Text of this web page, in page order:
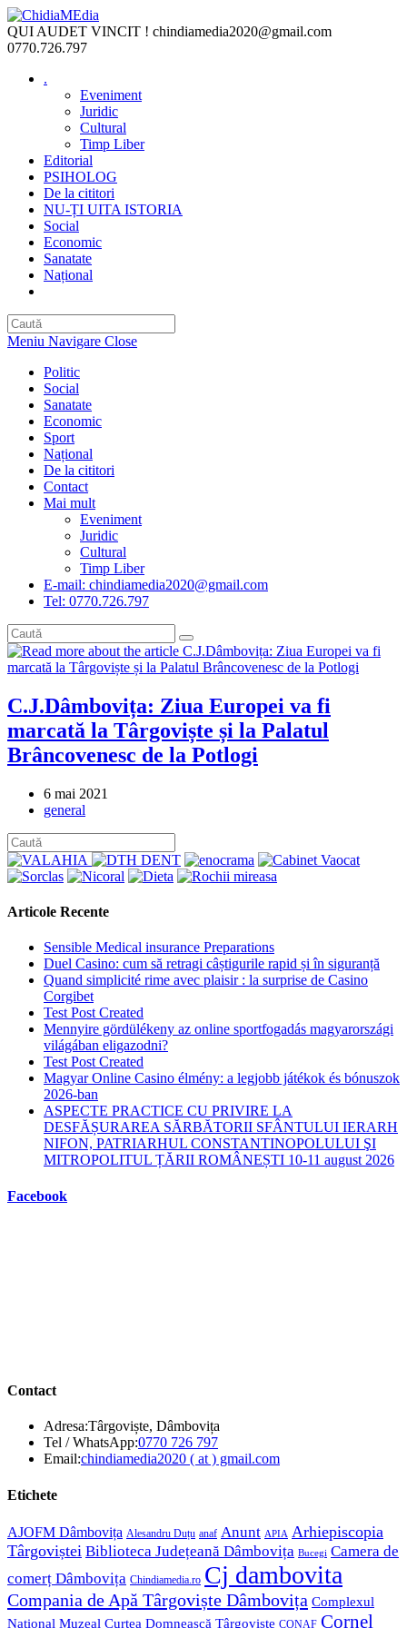
Skip
to
content
QUI AUDET VINCIT ! chindiamedia2020@gmail.com
0770.726.797
.
Eveniment
Juridic
Cultural
Timp Liber
Editorial
PSIHOLOG
De la cititori
NU-ȚI UITA ISTORIA
Social
Economic
Sanatate
Național
Meniu Navigare Close
Politic
Social
Sanatate
Economic
Sport
Național
De la cititori
Contact
Mai mult
Eveniment
Juridic
Cultural
Timp Liber
E-mail: chindiamedia2020@gmail.com
Tel: 0770.726.797
C.J.Dâmbovița: Ziua Europei va fi
marcată la Târgoviște și la Palatul
Brâncovenesc de la Potlogi
Post
published:
6 mai 2021
Post
general
Articole Recente
Sensible Medical insurance Preparations
Duel Casino: cum să retragi câștigurile rapid și în siguranță
Quand simplicité rime avec plaisir : la surprise de Casino
Corgibet
Test Post Created
Mennyire gördülékeny az online sportfogadás magyarországi
világában eligazodni?
Test Post Created
Magyar Online Casino élmény: a legjobb játékok és bónuszok
2026-ban
ASPECTE PRACTICE CU PRIVIRE LA
DESFĂȘURAREA SĂRBĂTORII SFÂNTULUI IERARH
NIFON, PATRIARHUL CONSTANTINOPOLULUI ŞI
MITROPOLITUL ȚĂRII ROMÂNEȘTI 10-11 august 2026
Facebook
Contact
Adresa:Târgoviște, Dâmbovița
Tel / WhatsApp:0770 726 797Opens
in
Email:chindiamedia2020 ( at ) gmail.comOpens
Etichete
AJOFM Dâmbovița Alesandru Duțu anaf Anunt APIA Arhiepiscopia
Târgoviștei Biblioteca Județeană Dâmbovița Bucegi Camera de
comerț Dâmbovița Chindiamedia.ro Cj dambovita
Compania de Apă Târgoviște Dâmbovița Complexul
Național Muzeal Curtea Domnească Târgoviște CONAF Cornel